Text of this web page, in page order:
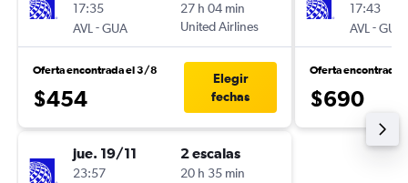
17:35
AVL -GUA
27 h 04 min
United Airlines
Oferta encontrada el 3/8
$454
Elegir
fechas
jue. 19/11
23:57
2 escalas
20 h 35 min
17:43
AVL -GUA
Oferta encontrada
$690